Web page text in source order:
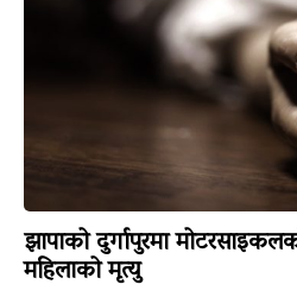
झापाको दुर्गापुरमा
महिलाको मृत्यु